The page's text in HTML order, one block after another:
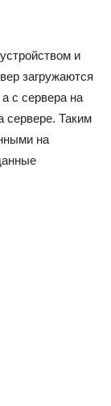
и
загружаются
с сервера на
сервере. Таким
на